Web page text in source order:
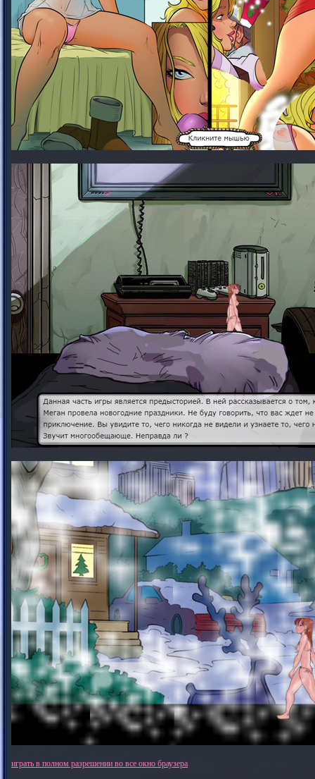
играть в полном разрешении во все окно браузера